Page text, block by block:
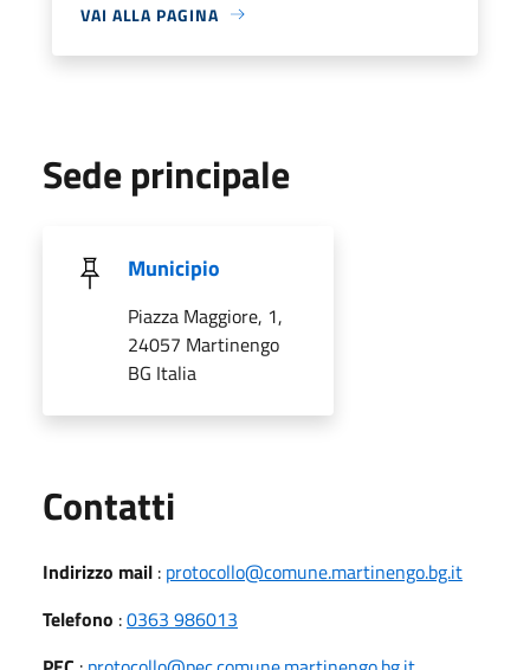
VAI ALLA PAGINA
Sede principale
Municipio
Piazza Maggiore, 1,
24057 Martinengo
BG Italia
Contatti
Indirizzo mail : protocollo@comune.martinengo.bg.it
Telefono :0363 986013